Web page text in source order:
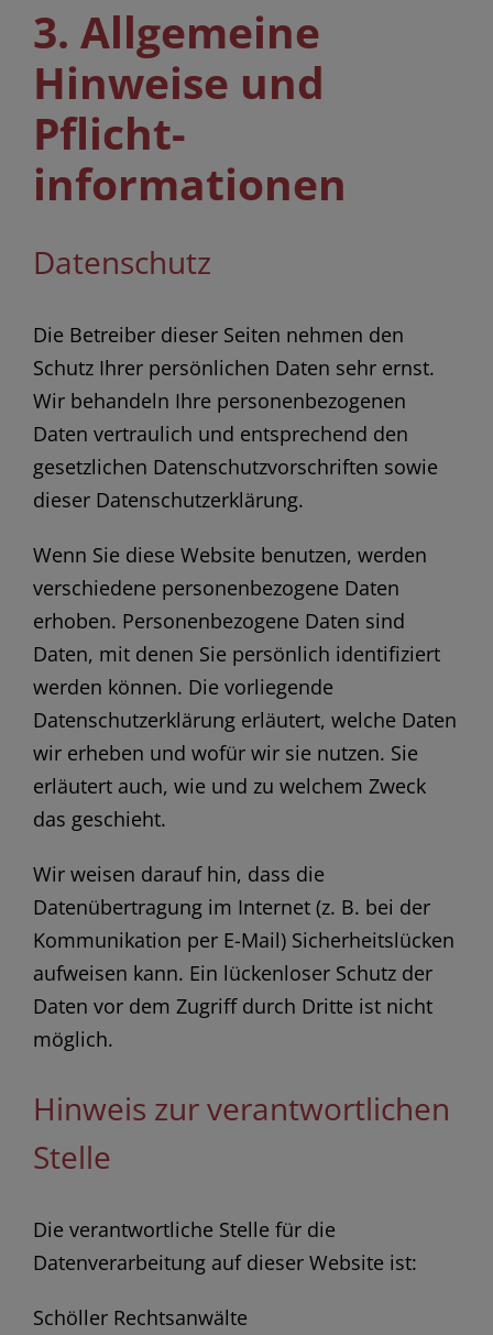
3. Allgemeine
Hinweise und
Pflicht­
informationen
Datenschutz
Die Betreiber dieser Seiten nehmen den
Schutz Ihrer persönlichen Daten sehr ernst.
Wir behandeln Ihre personenbezogenen
Daten vertraulich und entsprechend den
gesetzlichen Datenschutzvorschriften sowie
dieser Datenschutzerklärung.
Wenn Sie diese Website benutzen, werden
verschiedene personenbezogene Daten
erhoben. Personenbezogene Daten sind
Daten, mit denen Sie persönlich identifiziert
werden können. Die vorliegende
Datenschutzerklärung erläutert, welche Daten
wir erheben und wofür wir sie nutzen. Sie
erläutert auch, wie und zu welchem Zweck
das geschieht.
Wir weisen darauf hin, dass die
Datenübertragung im Internet (z. B. bei der
Kommunikation per E-Mail) Sicherheitslücken
aufweisen kann. Ein lückenloser Schutz der
Daten vor dem Zugriff durch Dritte ist nicht
möglich.
Hinweis zur verantwortlichen
Stelle
Die verantwortliche Stelle für die
Datenverarbeitung auf dieser Website ist:
Schöller Rechtsanwälte